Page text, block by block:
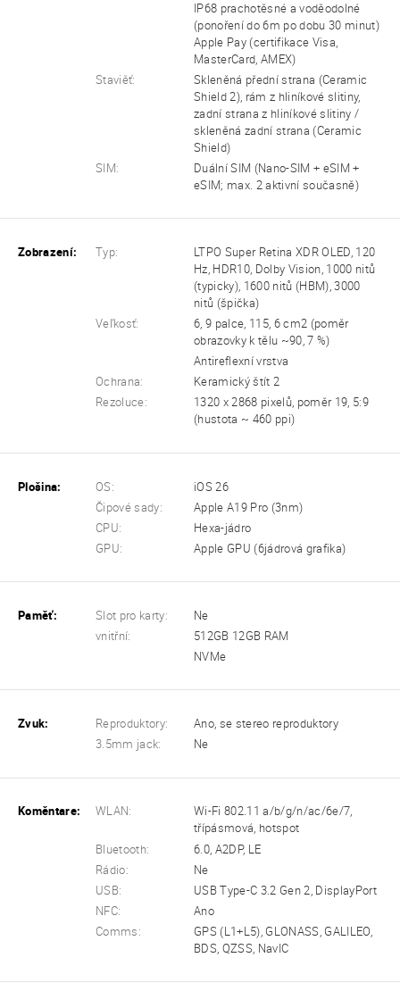
IP68 prachotěsné a voděodolné
(ponoření do 6m po dobu 30 minut)
Apple Pay (certifikace Visa,
MasterCard, AMEX)
Staviěť:
Skleněná přední strana (Ceramic
Shield 2), rám z hliníkové slitiny,
zadní strana z hliníkové slitiny /
skleněná zadní strana (Ceramic
Shield)
SIM:
Duální SIM (Nano-SIM + eSIM +
eSIM; max. 2 aktivní současně)
Zobrazení: Typ:
LTPO Super Retina XDR OLED, 120
Hz, HDR10, Dolby Vision, 1000 nitů
(typicky), 1600 nitů (HBM), 3000
nitů (špička)
Veľkosť:
6, 9 palce, 115, 6 cm2 (poměr
obrazovky k tělu ~90, 7 %)
Antireflexní vrstva
Ochrana:
Keramický štít 2
Rezoluce:
1320 x 2868 pixelů, poměr 19, 5:9
(hustota ~ 460 ppi)
Plošina: OS:
iOS 26
Čipové sady:
Apple A19 Pro (3nm)
CPU:
Hexa-jádro
GPU:
Apple GPU (6jádrová grafika)
Paměť: Slot pro karty:
Ne
vnitřní:
512GB 12GB RAM
NVMe
Zvuk: Reproduktory:
Ano, se stereo reproduktory
3.5mm jack:
Ne
Koměntare: WLAN:
Wi-Fi 802.11 a/b/g/n/ac/6e/7,
třípásmová, hotspot
Bluetooth:
6.0, A2DP, LE
Rádio:
Ne
USB:
USB Type-C 3.2 Gen 2, DisplayPort
NFC:
Ano
Comms:
GPS (L1+L5), GLONASS, GALILEO,
BDS, QZSS, NavIC